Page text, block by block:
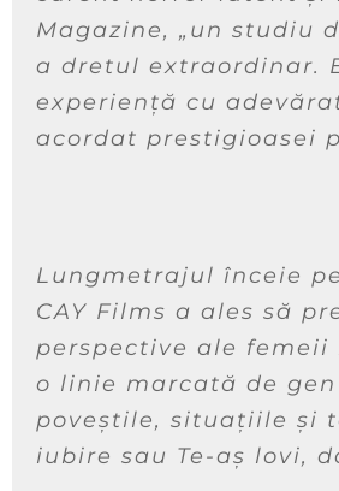
Magazine, „un studiu
a dretul extraordinar.
experiență cu
acordat prestigioasei
Lungmetrajul înceie
CAY Films a ales să
perspective ale femeii
o linie marcată de
poveștile, situațiile și
iubire sau Te-aș lovi,